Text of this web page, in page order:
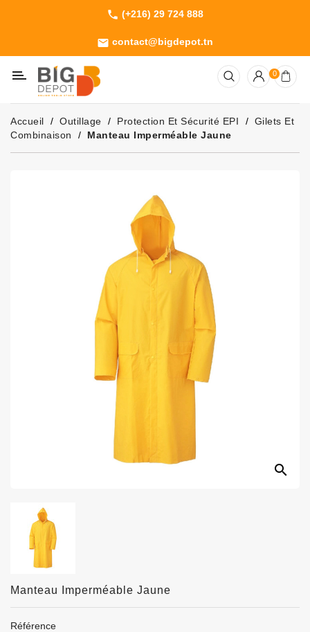
phone (+216) 29 724 888
email contact@bigdepot.tn
Machines
Outillage
Jardinage
Consommables
0
Accueil Outillage Protection Et Sécurité EPI
Gilets Et
Combinaison
Manteau Imperméable Jaune
search
Manteau Imperméable Jaune
Référence